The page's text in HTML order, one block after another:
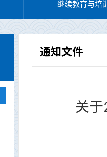
继续教育与培
通知文件
关